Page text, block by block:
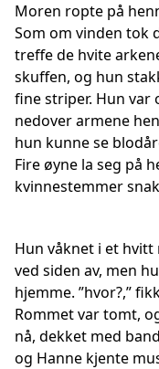
Moren ropte på
Som om vinden tok
treffe de hvite
skuffen, og hun
fine striper. Hun var
nedover armene
hun kunne se
Fire øyne la seg på
kvinnestemmer
Hun våknet i et
ved siden av, men
hjemme. ”hvor?,”
Rommet var tomt,
nå, dekket med
og Hanne kjente